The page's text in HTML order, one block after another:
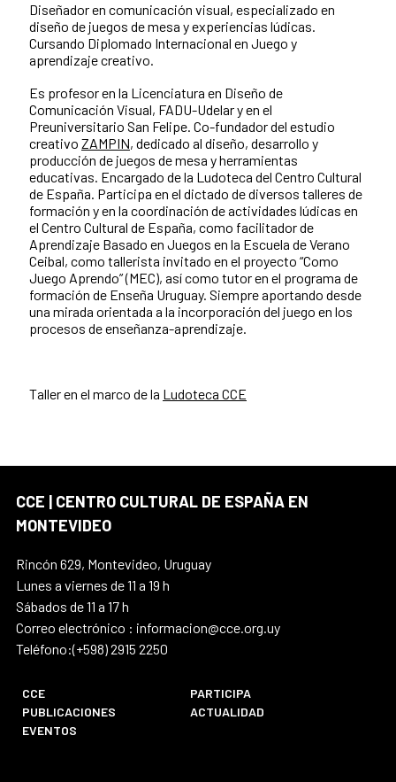
Diseñador en comunicación visual, especializado en
diseño de juegos de mesa y experiencias lúdicas.
Cursando Diplomado Internacional en Juego y
aprendizaje creativo.
Es profesor en la Licenciatura en Diseño de
Comunicación Visual, FADU-Udelar y en el
Preuniversitario San Felipe. Co-fundador del estudio
creativo ZAMPIN, dedicado al diseño, desarrollo y
producción de juegos de mesa y herramientas
educativas. Encargado de la Ludoteca del Centro Cultural
de España. Participa en el dictado de diversos talleres de
formación y en la coordinación de actividades lúdicas en
el Centro Cultural de España, como facilitador de
Aprendizaje Basado en Juegos en la Escuela de Verano
Ceibal, como tallerista invitado en el proyecto “Como
Juego Aprendo” (MEC), así como tutor en el programa de
formación de Enseña Uruguay. Siempre aportando desde
una mirada orientada a la incorporación del juego en los
procesos de enseñanza-aprendizaje.
Taller en el marco de la Ludoteca CCE
CCE | CENTRO CULTURAL DE ESPAÑA EN
MONTEVIDEO
Rincón 629, Montevideo, Uruguay
Lunes a viernes de 11 a 19 h
Sábados de 11 a 17 h
Correo electrónico : informacion@cce.org.uy
Teléfono:(+598) 2915 2250
CCE
PARTICIPA
PUBLICACIONES
ACTUALIDAD
EVENTOS